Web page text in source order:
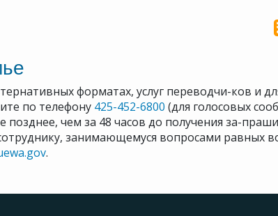
форматах, услуг переводчи-ков и
по телефону 425-452-6800 (для голосовых
позднее, чем за 48 часов до получения за-
занимающемуся вопросами равных
.